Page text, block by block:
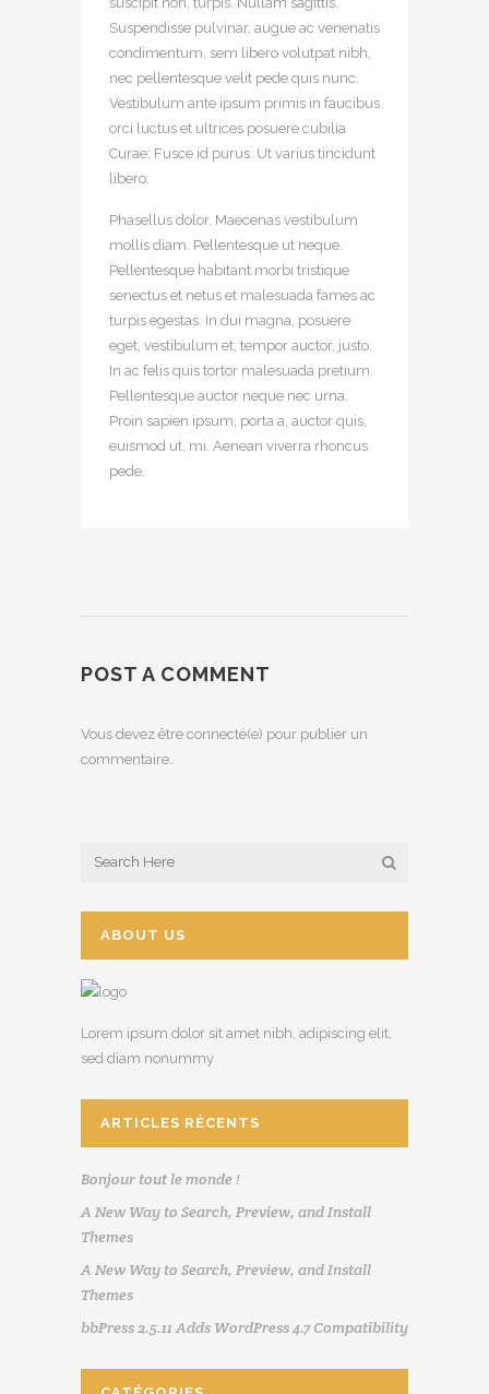
Suspendisse pulvinar, augue ac venenatis
condimentum, sem libero volutpat nibh,
nec pellentesque velit pede quis nunc.
Vestibulum ante ipsum primis in faucibus
orci luctus et ultrices posuere cubilia
Curae; Fusce id purus. Ut varius tincidunt
libero.
Phasellus dolor. Maecenas vestibulum
mollis diam. Pellentesque ut neque.
Pellentesque habitant morbi tristique
senectus et netus et malesuada fames ac
turpis egestas. In dui magna, posuere
eget, vestibulum et, tempor auctor, justo.
In ac felis quis tortor malesuada pretium.
Pellentesque auctor neque nec urna.
Proin sapien ipsum, porta a, auctor quis,
euismod ut, mi. Aenean viverra rhoncus
pede.
POST A COMMENT
Vous devez être connecté(e) pour publier un
commentaire.
ABOUT US
Lorem ipsum dolor sit amet nibh, adipiscing elit,
sed diam nonummy
ARTICLES RÉCENTS
Bonjour tout le monde !
A New Way to Search, Preview, and Install
Themes
A New Way to Search, Preview, and Install
Themes
bbPress 2.5.11 Adds WordPress 4.7 Compatibility